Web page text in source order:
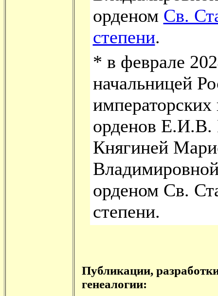
орденом Св.
степени.
* в феврале
начальницей
императорских
орденов Е.И.В.
Княгиней
орденом Св.
степени.
Публикации,
генеалогии: